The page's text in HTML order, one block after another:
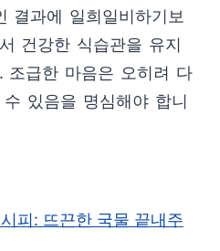
결과에 일희일비하기보
건강한 식습관을 유지
조급한 마음은 오히려 다
있음을 명심해야 합니
피: 뜨끈한 국물 끝내주